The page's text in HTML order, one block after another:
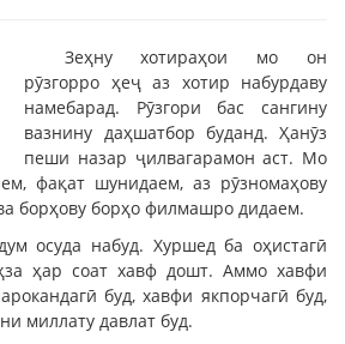
Зеҳну хотираҳои мо он
рӯзгорро ҳеҷ аз хотир набурдаву
намебарад. Рӯзгори бас сангину
вазнину даҳшатбор буданд. Ҳанӯз
пеши назар ҷилвагарамон аст. Мо
фақат шунидаем, аз рӯзномаҳову
борҳову борҳо филмашро дидаем.
осуда набуд. Хуршед ба оҳистагӣ
ҳар соат хавф дошт. Аммо хавфи
буд, хавфи якпорчагӣ буд,
миллату давлат буд.